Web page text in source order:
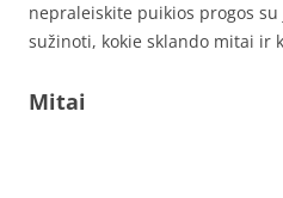
nepraleiskite puikios progos
sužinoti, kokie sklando mitai ir
Mitai